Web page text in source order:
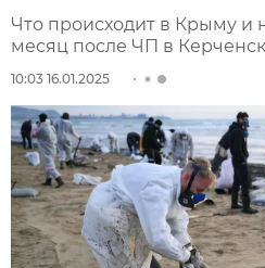
Что происходит в Крыму и
месяц после ЧП в
10:03 16.01.2025